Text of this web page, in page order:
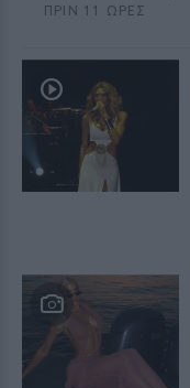
ΠΡΙΝ 11 ΏΡΕΣ